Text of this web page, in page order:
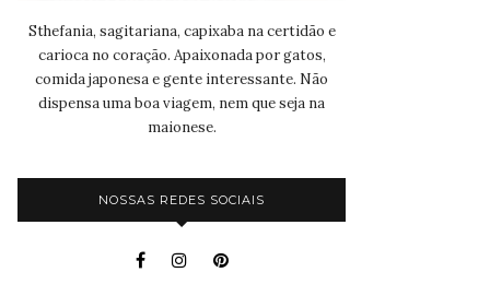
Sthefania, sagitariana, capixaba na certidão e
carioca no coração. Apaixonada por gatos,
comida japonesa e gente interessante. Não
dispensa uma boa viagem, nem que seja na
maionese.
NOSSAS REDES SOCIAIS